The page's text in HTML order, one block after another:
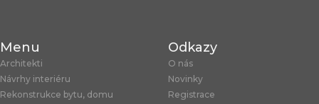
Menu
Architekti
Návrhy interiéru
Rekonstrukce bytu, domu
Odkazy
O nás
Novinky
Registrace